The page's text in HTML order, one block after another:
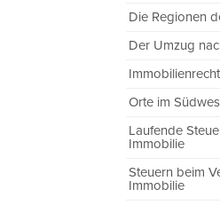
Die Regionen
Der Umzug
Orte im
Laufende
Immobilie
Steuern beim
Immobilie